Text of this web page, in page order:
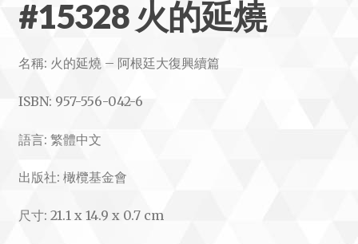
#15328 火的延燒
名稱: 火的延燒 – 阿根廷大復興續篇
ISBN: 957-556-042-6
語言: 繁體中文
出版社: 橄欖基金會
尺寸: 21.1 x 14.9 x 0.7 cm